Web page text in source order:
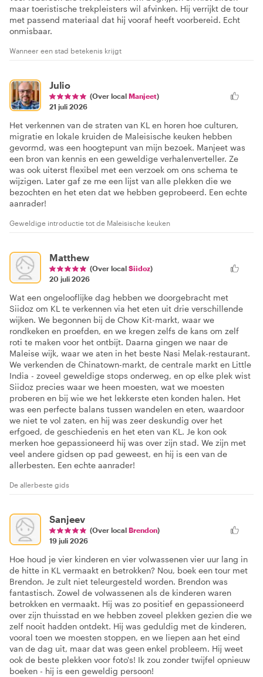
maar toeristische trekpleisters wil afvinken. Hij verrijkt de tour
met passend materiaal dat hij vooraf heeft voorbereid. Echt
onmisbaar.
Wanneer een stad betekenis krijgt
Julio
(Over local Manjeet)
21 juli 2026
Het verkennen van de straten van KL en horen hoe culturen,
migratie en lokale kruiden de Maleisische keuken hebben
gevormd, was een hoogtepunt van mijn bezoek. Manjeet was
een bron van kennis en een geweldige verhalenverteller. Ze
was ook uiterst flexibel met een verzoek om ons schema te
wijzigen. Later gaf ze me een lijst van alle plekken die we
bezochten en het eten dat we hebben geprobeerd. Een echte
aanrader!
Geweldige introductie tot de Maleisische keuken
Matthew
(Over local Siidoz)
20 juli 2026
Wat een ongelooflijke dag hebben we doorgebracht met
Siidoz om KL te verkennen via het eten uit drie verschillende
wijken. We begonnen bij de Chow Kit-markt, waar we
rondkeken en proefden, en we kregen zelfs de kans om zelf
roti te maken voor het ontbijt. Daarna gingen we naar de
Maleise wijk, waar we aten in het beste Nasi Melak-restaurant.
We verkenden de Chinatown-markt, de centrale markt en Little
India - zoveel geweldige stops onderweg, en op elke plek wist
Siidoz precies waar we heen moesten, wat we moesten
proberen en bij wie we het lekkerste eten konden halen. Het
was een perfecte balans tussen wandelen en eten, waardoor
we niet te vol zaten, en hij was zeer deskundig over het
erfgoed, de geschiedenis en het eten van KL. Je kon ook
merken hoe gepassioneerd hij was over zijn stad. We zijn met
veel andere gidsen op pad geweest, en hij is een van de
allerbesten. Een echte aanrader!
De allerbeste gids
Sanjeev
(Over local Brendon)
19 juli 2026
Hoe houd je vier kinderen en vier volwassenen vier uur lang in
de hitte in KL vermaakt en betrokken? Nou, boek een tour met
Brendon. Je zult niet teleurgesteld worden. Brendon was
fantastisch. Zowel de volwassenen als de kinderen waren
betrokken en vermaakt. Hij was zo positief en gepassioneerd
over zijn thuisstad en we hebben zoveel plekken gezien die we
zelf nooit hadden ontdekt. Hij was geduldig met de kinderen,
vooral toen we moesten stoppen, en we liepen aan het eind
van de dag uit, maar dat was geen enkel probleem. Hij weet
ook de beste plekken voor foto's! Ik zou zonder twijfel opnieuw
boeken - hij is een geweldig persoon!